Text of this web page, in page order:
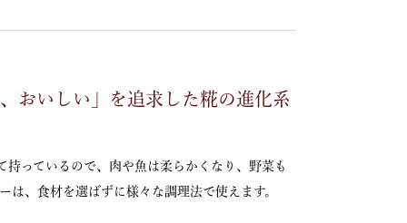
おいしい」を追求した糀の進化系
っているので、肉や魚は柔らかくなり、野菜も
、食材を選ばずに様々な調理法で使えます。